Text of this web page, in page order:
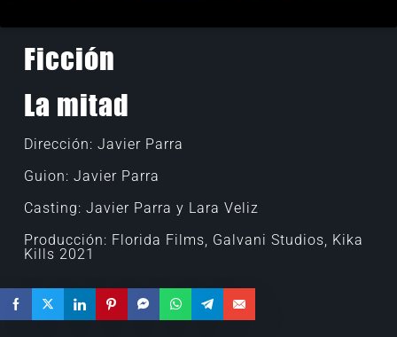
Ficción
La mitad
Dirección: Javier Parra
Guion: Javier Parra
Casting: Javier Parra y Lara Veliz
Producción: Florida Films, Galvani Studios, Kika
Kills 2021